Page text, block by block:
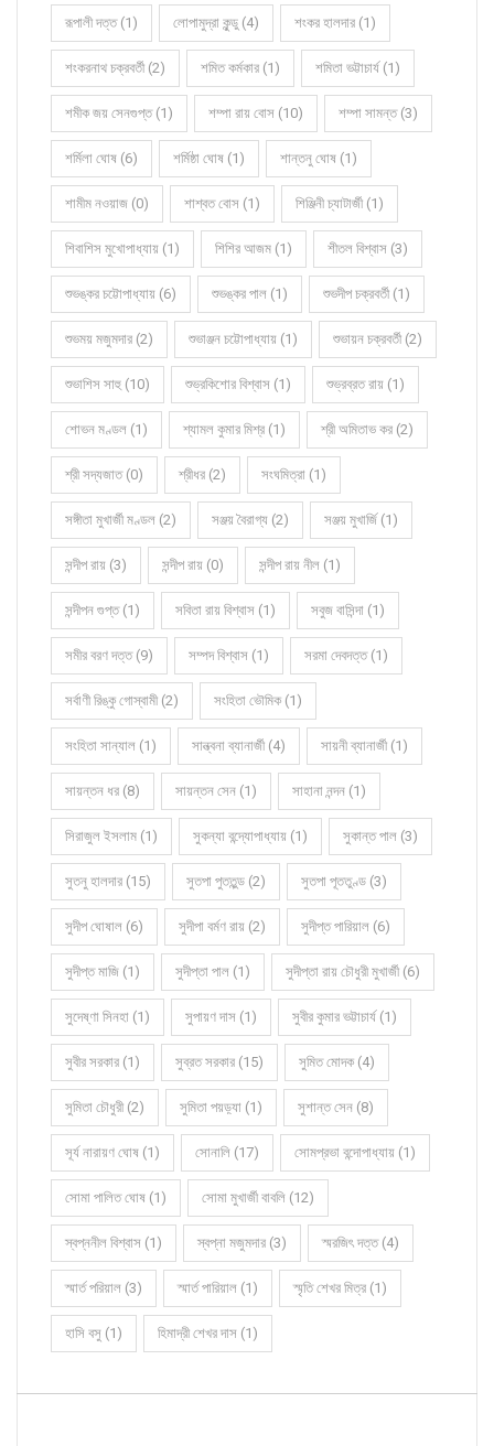
রূপালী দত্ত (1) লোপামুদ্রা কুন্ডু (4) শংকর হালদার (1)
শংকরনাথ চক্রবর্তী (2) শমিত কর্মকার (1) শমিতা ভট্টাচার্য (1)
শমীক জয় সেনগুপ্ত (1) শম্পা রায় বোস (10) শম্পা সামন্ত (3)
শর্মিলা ঘোষ (6) শর্মিষ্ঠা ঘোষ (1) শান্তনু ঘোষ (1)
শামীম নওয়াজ (0) শাশ্বত বোস (1) শিঞ্জিনী চ্যাটার্জী (1)
শিবাশিস মুখোপাধ্যায় (1) শিশির আজম (1) শীতল বিশ্বাস (3)
শুভঙ্কর চট্টোপাধ্যায় (6) শুভঙ্কর পাল (1) শুভদীপ চক্রবর্তী (1)
শুভময় মজুমদার (2) শুভাঞ্জন চট্টোপাধ্যায় (1) শুভায়ন চক্রবর্তী (2)
শুভাশিস সাহু (10) শুভ্রকিশোর বিশ্বাস (1) শুভ্রব্রত রায় (1)
শোভন মণ্ডল (1) শ্যামল কুমার মিশ্র (1) শ্রী অমিতাভ কর (2)
শ্রী সদ্যজাত (0) শ্রীধর (2) সংঘমিত্রা (1)
সঙ্গীতা মুখার্জী মণ্ডল (2) সঞ্জয় বৈরাগ্য (2) সঞ্জয় মুখার্জি (1)
সন্দীপ রায় (3) সন্দীপ রায় (0) সন্দীপ রায় নীল (1)
সন্দীপন গুপ্ত (1) সবিতা রায় বিশ্বাস (1) সবুজ বাসিন্দা (1)
সমীর বরণ দত্ত (9) সম্পদ বিশ্বাস (1) সরমা দেবদত্ত (1)
সর্বাণী রিঙ্কু গোস্বামী (2) সংহিতা ভৌমিক (1)
সংহিতা সান্যাল (1) সান্ত্বনা ব্যানার্জী (4) সায়নী ব্যানার্জী (1)
সায়ন্তন ধর (8) সায়ন্তন সেন (1) সাহানা নন্দন (1)
সিরাজুল ইসলাম (1) সুকন্যা বন্দ্যোপাধ্যায় (1) সুকান্ত পাল (3)
সুতনু হালদার (15) সুতপা পুততুন্ড (2) সুতপা পূততুণ্ড (3)
সুদীপ ঘোষাল (6) সুদীপা বর্মণ রায় (2) সুদীপ্ত পারিয়াল (6)
সুদীপ্ত মাজি (1) সুদীপ্তা পাল (1) সুদীপ্তা রায় চৌধুরী মুখার্জী (6)
সুদেষ্ণা সিনহা (1) সুপায়ণ দাস (1) সুবীর কুমার ভট্টাচার্য (1)
সুবীর সরকার (1) সুব্রত সরকার (15) সুমিত মোদক (4)
সুমিতা চৌধুরী (2) সুমিতা পয়ড়্যা (1) সুশান্ত সেন (8)
সূর্য নারায়ণ ঘোষ (1) সোনালি (17) সোমপ্রভা বন্দোপাধ্যায় (1)
সোমা পালিত ঘোষ (1) সোমা মুখার্জী বাবলি (12)
স্বপ্ননীল বিশ্বাস (1) স্বপ্না মজুমদার (3) স্মরজিৎ দত্ত (4)
স্মার্ত পরিয়াল (3) স্মার্ত পারিয়াল (1) স্মৃতি শেখর মিত্র (1)
হাসি বসু (1) হিমাদ্রী শেখর দাস (1)